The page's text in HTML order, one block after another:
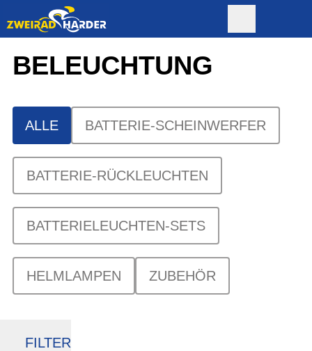
BELEUCHTUNG
ALLE BATTERIE-SCHEINWERFER
BATTERIE-RÜCKLEUCHTEN
BATTERIELEUCHTEN-SETS
HELMLAMPEN ZUBEHÖR
FILTER